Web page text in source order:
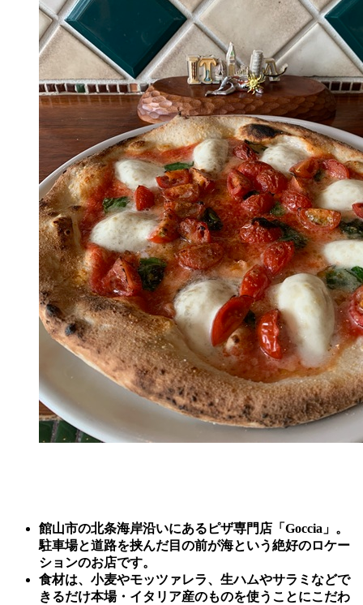
館山市の北条海岸沿いにあるピザ専門店「Goccia」。
駐車場と道路を挟んだ目の前が海という絶好のロケー
ションのお店です。
食材は、小麦やモッツァレラ、生ハムやサラミなどで
きるだけ本場・イタリア産のものを使うことにこだわ